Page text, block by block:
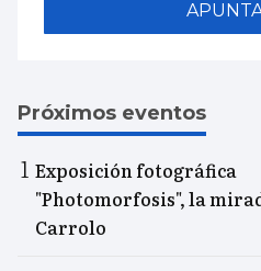
Próximos eventos
Exposición fotográfica
"Photomorfosis", la
Carrolo